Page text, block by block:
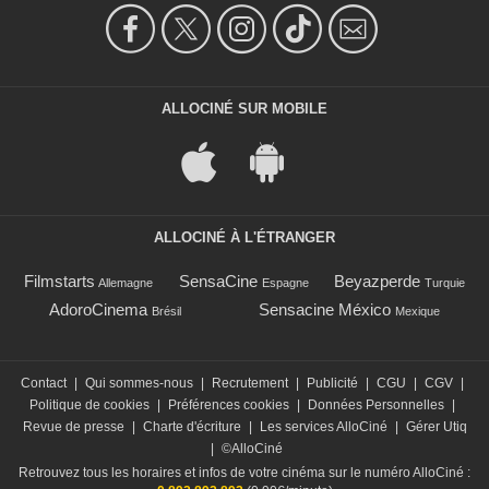
ALLOCINÉ SUR MOBILE
ALLOCINÉ À L'ÉTRANGER
Filmstarts Allemagne SensaCine Espagne Beyazperde Turquie
AdoroCinema Brésil Sensacine México Mexique
Contact Qui sommes-nous Recrutement Publicité CGU CGV
Politique de cookies
Préférences cookies Données Personnelles
Revue de presse
Charte d'écriture Les services AlloCiné
Gérer Utiq
©AlloCiné
Retrouvez tous les horaires et infos de votre cinéma sur le numéro AlloCiné :